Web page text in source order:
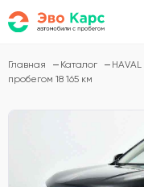
Главная Каталог HAVAL
пробегом 18 165 км